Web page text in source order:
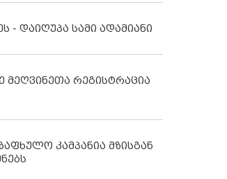
- დაიღუპა სამი ადამიანი
მეღვინეთა რეგისტრაცია
კამპანია მზისგან